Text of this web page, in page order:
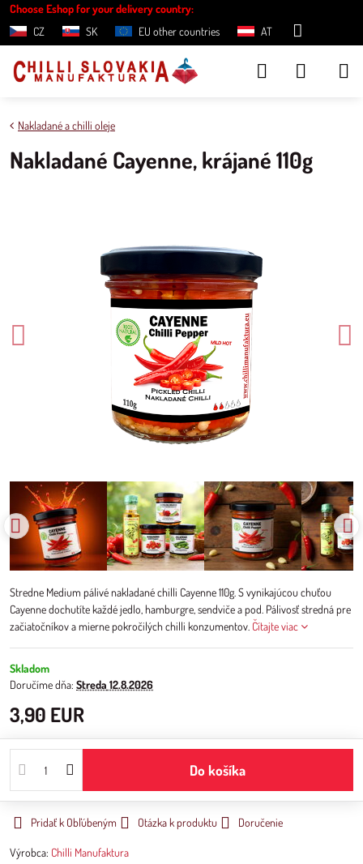
Choose Eshop for your delivery country:
CZ
SK EU other countries AT
Nakladané a chilli oleje
Nakladané Cayenne, krájané 110g
Stredne Medium pálivé nakladané chilli Cayenne 110g. S vynikajúcou chuťou
Cayenne dochutíte každé jedlo, hamburgre, sendviče a pod. Pálivosť stredná pre
začiatočníkov a mierne pokročilých chilli konzumentov. Čítajte viac
Skladom
Doručíme dňa: Streda 12.8.2026
3,90 EUR
Do košíka
Pridať k Obľúbeným Otázka k produktu Doručenie
Výrobca: Chilli Manufaktura